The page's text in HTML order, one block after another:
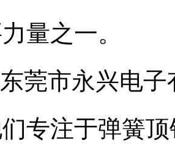
量之一。
莞市永兴电
专注于弹簧